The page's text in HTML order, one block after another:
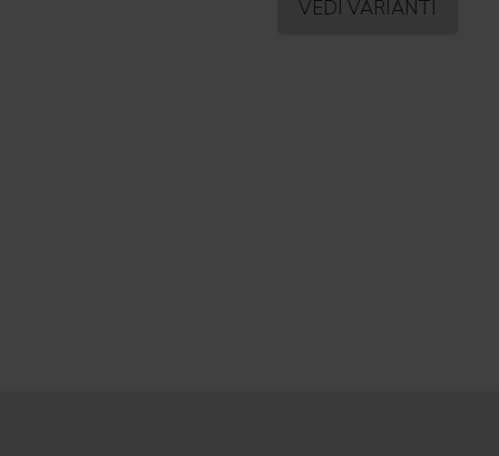
VEDI VARIANTI